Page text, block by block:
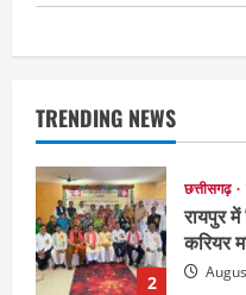
TRENDING NEWS
2
रायपुर में
3
छत्तीसगढ़
भोरमदेव
सरोधा